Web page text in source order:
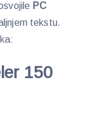
PC
tekstu.
150